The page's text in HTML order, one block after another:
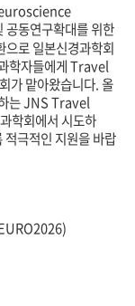
공동연구확대를위한
으로일본신경과학회
학자들에게Travel
가맡아왔습니다.올
는JNS Travel
학회에서 시도하
적극적인 지원을바랍